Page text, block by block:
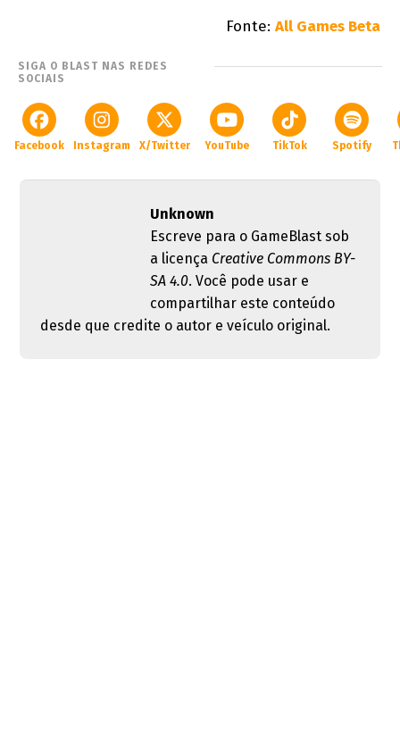
Fonte: All Games Beta
SIGA O BLAST NAS REDES
SOCIAIS
Facebook Instagram X/Twitter YouTube TikTok Spotify
Unknown
Escreve para o GameBlast sob
a licença Creative Commons BY-
SA 4.0. Você pode usar e
compartilhar este conteúdo
desde que credite o autor e veículo original.